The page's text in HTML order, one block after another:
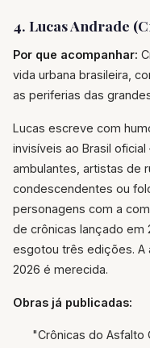
4. Lucas Andrade
Por que acompanhar:
vida urbana brasileira,
as periferias das
Lucas escreve com
invisíveis ao Brasil
ambulantes, artistas de
condescendentes ou
personagens com a
de crônicas lançado em
esgotou três edições. A
2026 é merecida.
Obras já publicadas:
"Crônicas do Asfalto